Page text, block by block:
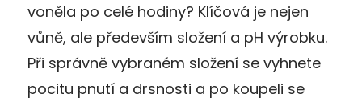
voněla po celé hodiny? Klíčová je nejen
vůně, ale především složení a pH výrobku.
Při správně vybraném složení se vyhnete
pocitu pnutí a drsnosti a po koupeli se